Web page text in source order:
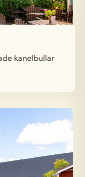
kanelbullar